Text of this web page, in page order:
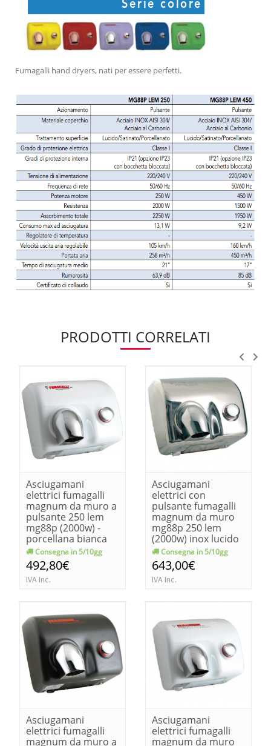
Fumagalli hand dryers, nati per essere perfetti.
PRODOTTI CORRELATI
Asciugamani
elettrici fumagalli
magnum da muro a
pulsante 250 lem
mg88p (2000w) -
porcellana bianca
Consegna in 5/10gg
492,80€
IVA Inc.
Asciugamani
elettrici con
pulsante fumagalli
magnum da muro
mg88p 250 lem
(2000w) inox lucido
Consegna in 5/10gg
643,00€
IVA Inc.
Asciugamani
elettrici fumagalli
magnum da muro a
Asciugamani
elettrici fumagalli
magnum da muro